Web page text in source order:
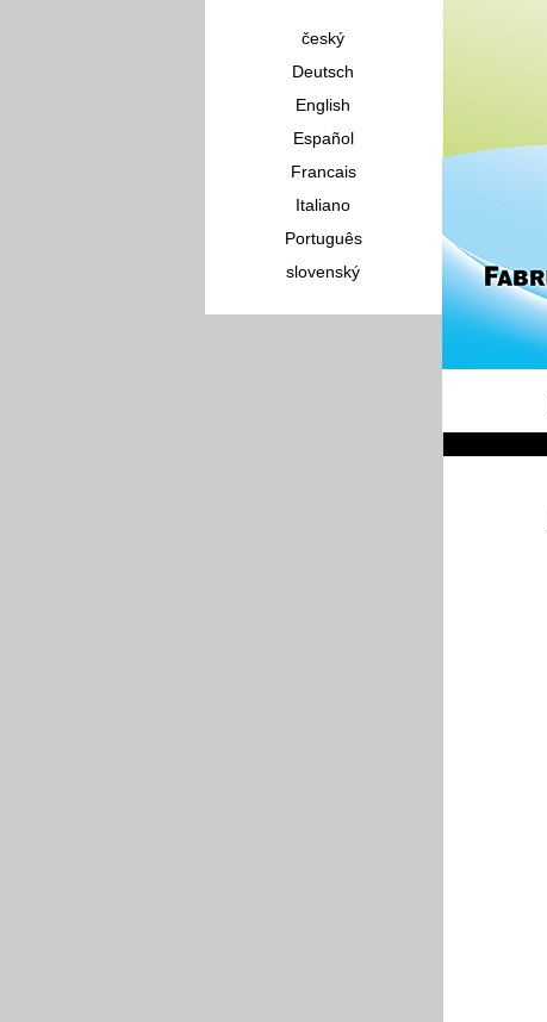
český
Deutsch
English
Español
Francais
Italiano
Português
slovenský